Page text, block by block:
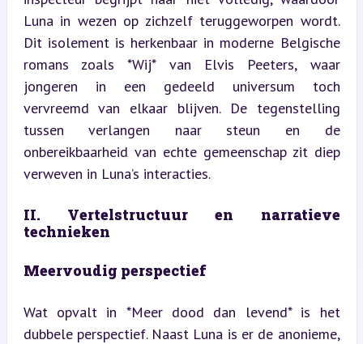
Luna in wezen op zichzelf teruggeworpen wordt.
Dit isolement is herkenbaar in moderne Belgische
romans zoals *Wij* van Elvis Peeters, waar
jongeren in een gedeeld universum toch
vervreemd van elkaar blijven. De tegenstelling
tussen verlangen naar steun en de
onbereikbaarheid van echte gemeenschap zit diep
verweven in Luna’s interacties.
II. Vertelstructuur en narratieve
technieken
Meervoudig perspectief
Wat opvalt in *Meer dood dan levend* is het
dubbele perspectief. Naast Luna is er de anonieme,